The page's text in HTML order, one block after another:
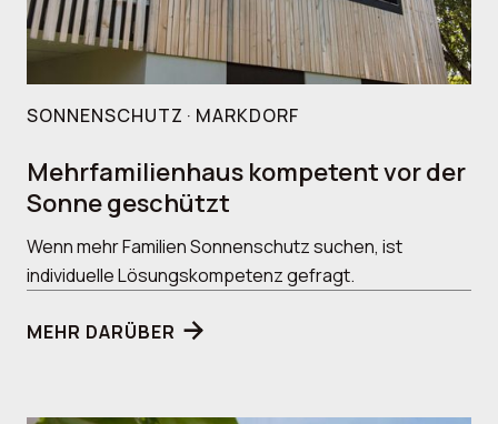
SONNENSCHUTZ · MARKDORF
Mehrfamilienhaus kompetent vor der
Sonne geschützt
Wenn mehr Familien Sonnenschutz suchen, ist
individuelle Lösungskompetenz gefragt.
MEHR DARÜBER 